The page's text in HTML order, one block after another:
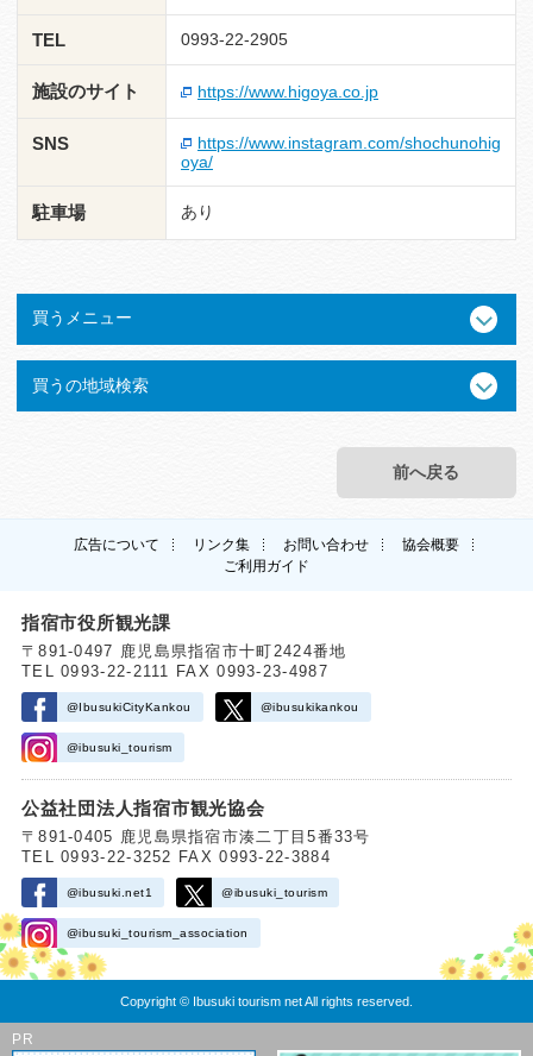
TEL 0993-22-2905
施設のサイト https://www.higoya.co.jp
SNS
https://www.instagram.com/shochunohig
oya/
駐車場 あり
買うメニュー
買うの地域検索
前へ戻る
広告について リンク集 お問い合わせ
協会概要
ご利用ガイド
指宿市役所観光課
〒891-0497 鹿児島県指宿市十町2424番地
TEL 0993-22-2111 FAX 0993-23-4987
@IbusukiCityKankou @ibusukikankou
@ibusuki_tourism
公益社団法人指宿市観光協会
〒891-0405 鹿児島県指宿市湊二丁目5番33号
TEL 0993-22-3252 FAX 0993-22-3884
@ibusuki.net1 @ibusuki_tourism
@ibusuki_tourism_association
Copyright © Ibusuki tourism net All rights reserved.
PR